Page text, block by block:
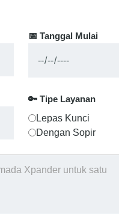
📅 Tanggal Mulai
🔑 Tipe Layanan
Lepas Kunci
Dengan Sopir